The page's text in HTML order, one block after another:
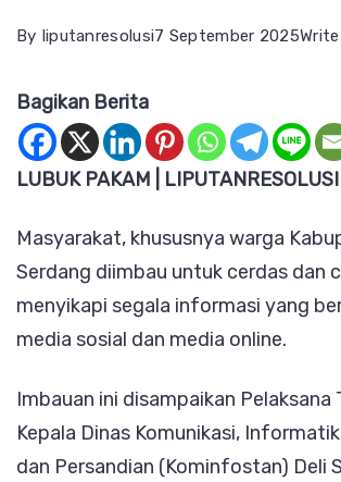
By liputanresolusi7 September 2025
Bagikan Berita
LUBUK PAKAM | LIPUTANRESOLUSI
Masyarakat, khususnya warga
Serdang diimbau untuk cerdas dan
menyikapi segala informasi yang
media sosial dan media online.
Imbauan ini disampaikan Pelaksana
Kepala Dinas Komunikasi,
dan Persandian (Kominfostan) Deli